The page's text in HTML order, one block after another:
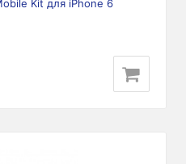
Kit для iPhone 6